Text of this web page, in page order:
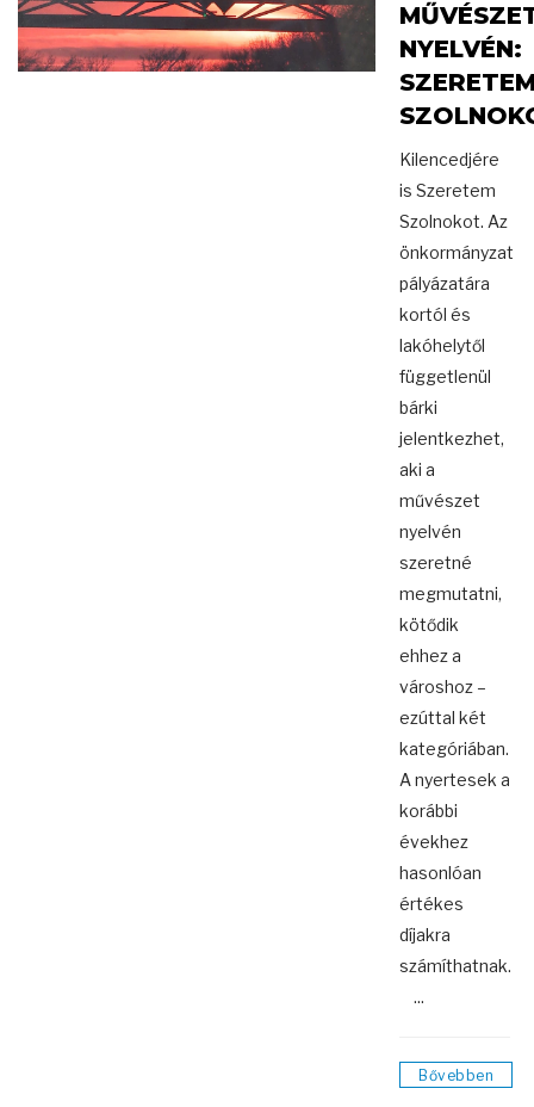
NYELVÉN:
Kilencedjére
is Szeretem
Szolnokot. Az
önkormányzat
pályázatára
kortól és
lakóhelytől
függetlenül
bárki
jelentkezhet,
aki a
művészet
nyelvén
szeretné
megmutatni,
kötődik
ehhez a
városhoz –
ezúttal két
kategóriában.
A nyertesek a
korábbi
évekhez
hasonlóan
értékes
díjakra
számíthatnak.
...
Bővebben